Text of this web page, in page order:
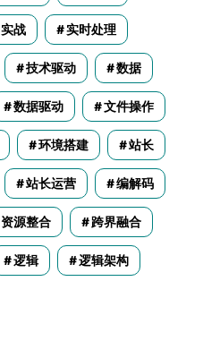
实战 实时处理
技术驱动 数据
数据驱动 文件操作
环境搭建 站长
站长运营 编解码
资源整合 跨界融合
逻辑 逻辑架构